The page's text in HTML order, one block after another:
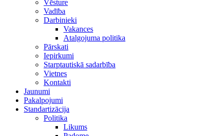
Vēsture
Vadība
Darbinieki
Vakances
Atalgojuma politika
Pārskati
Iepirkumi
Starptautiskā sadarbība
Vietnes
Kontakti
Jaunumi
Pakalpojumi
Standartizācija
Politika
Likums